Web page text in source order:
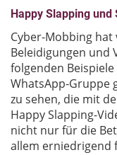
Happy Slapping und
Cyber-Mobbing
Beleidigungen und
folgenden
WhatsApp-Gruppe
zu sehen, die mit
Happy Slapping-
nicht nur für die
allem erniedrigend